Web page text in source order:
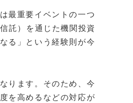
最重要イベントの一つ
託）を通じた機関投資
る」という経験則が今
ります。そのため、今
を高めるなどの対応が